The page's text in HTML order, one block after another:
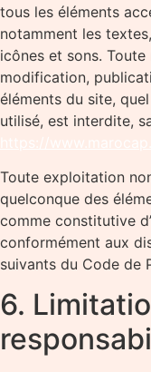
tous les éléments
notamment les
icônes et sons.
modification,
éléments du site,
utilisé, est interdite,
Toute exploitation
quelconque des
comme constitutive
conformément aux
suivants du Code de
6.